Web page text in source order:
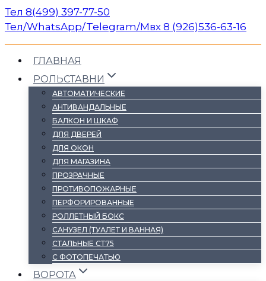
Тел 8(499) 397-77-50
Тел/WhatsApp/Telegram/Mвх 8 (926)536-63-16
ГЛАВНАЯ
РОЛЬСТАВНИ
АВТОМАТИЧЕСКИЕ
АНТИВАНДАЛЬНЫЕ
БАЛКОН И ШКАФ
ДЛЯ ДВЕРЕЙ
ДЛЯ ОКОН
ДЛЯ МАГАЗИНА
ПРОЗРАЧНЫЕ
ПРОТИВОПОЖАРНЫЕ
ПЕРФОРИРОВАННЫЕ
РОЛЛЕТНЫЙ БОКС
САНУЗЕЛ (ТУАЛЕТ И ВАННАЯ)
СТАЛЬНЫЕ СТ75
С ФОТОПЕЧАТЬЮ
ВОРОТА